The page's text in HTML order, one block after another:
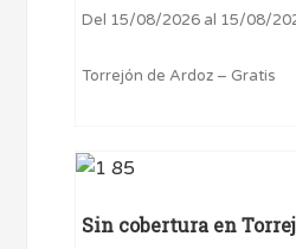
Del 15/08/2026 al 15/08/
Torrejón de Ardoz – Gratis
Sin cobertura en